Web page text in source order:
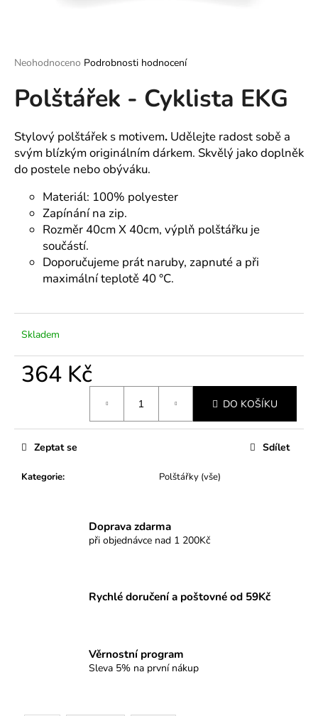
Průměrné
produktu
je
z
5
hvězdiček.
Neohodnoceno Podrobnosti hodnocení
Polštářek - Cyklista EKG
Stylový polštářek s motivem. Udělejte radost sobě a
svým blízkým originálním dárkem. Skvělý jako doplněk
do postele nebo obýváku.
Materiál: 100% polyester
Zapínání na zip.
Rozměr 40cm X 40cm, výplň polštářku je
součástí.
Doporučujeme prát naruby, zapnuté a při
maximální teplotě 40 °C.
Skladem
364 Kč
DO KOŠÍKU
Kategorie: Polštářky (vše)
Zeptat se Sdílet
Doprava zdarma
při objednávce nad 1 200Kč
Rychlé doručení a poštovné od 59Kč
Věrnostní program
Sleva 5% na první nákup
í
t
?
HLEDAT
č
u
j
m